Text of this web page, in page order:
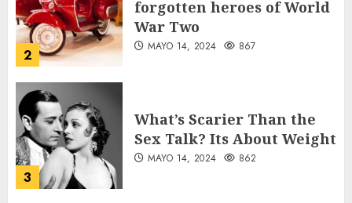
3
Sex Talk? Its About Weight
MAYO 14, 2024
4
How To Write Award
Winning Blog Headlines
MAYO 14, 2024 1006